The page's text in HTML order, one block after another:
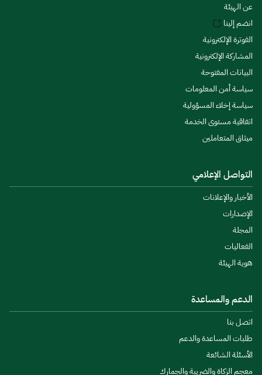
عن الهيئة
انضم إلينا
الفوترة الإلكترونية
المشاركة الإلكترونية
البيانات المفتوحة
سياسة أمن المعلومات
سياسة إخلاء المسؤولية
اتفاقية مستوى الخدمة
ميثاق المتعاملين
التواصل الإعلامي
الأخبار والإعلانات
الإصدارات
المجلة
الفعاليات
هوية الهيئة
الدعم والمساعدة
اتصل بنا
طلبات المساعدة والدعم
الأسئلة الشائعة
معجم الزكاة والضريبة والجمارك